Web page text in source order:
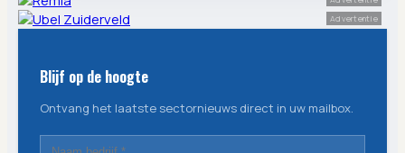
Advertentie
Blijf op de hoogte
Ontvang het laatste sectornieuws direct in uw mailbox.